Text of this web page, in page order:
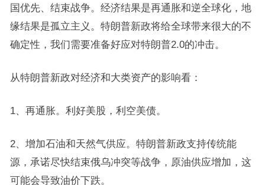
国优先、结束战争。经济结果是再通胀和逆全球化，地
缘结果是孤立主义。特朗普新政将给全球带来很大的不
确定性，我们需要准备好应对特朗普2.0的冲击。
从特朗普新政对经济和大类资产的影响看：
1、再通胀。利好美股，利空美债。
2、增加石油和天然气供应。特朗普新政支持传统能
源，承诺尽快结束俄乌冲突等战争，原油供应增加，这
可能会导致油价下跌。